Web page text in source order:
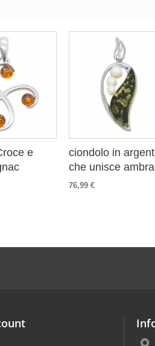
e
ciondolo in
che unisce
76,99 €